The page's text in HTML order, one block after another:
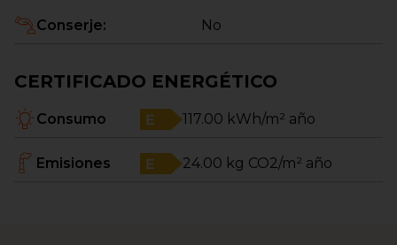
Conserje: No
CERTIFICADO ENERGÉTICO
Consumo 117.00 kWh/m² año
Emisiones 24.00 kg CO2/m² año